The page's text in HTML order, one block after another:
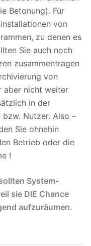
Betonung). Für
von
zu denen es
Sie auch noch
zusammentragen
von
aber nicht weiter
in der
Nutzer. Also –
Sie ohnehin
Betrieb oder die
!
System-
sie DIE Chance
aufzuräumen.